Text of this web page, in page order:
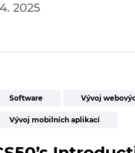
2025
Software Vývoj
Vývoj mobilních aplikací